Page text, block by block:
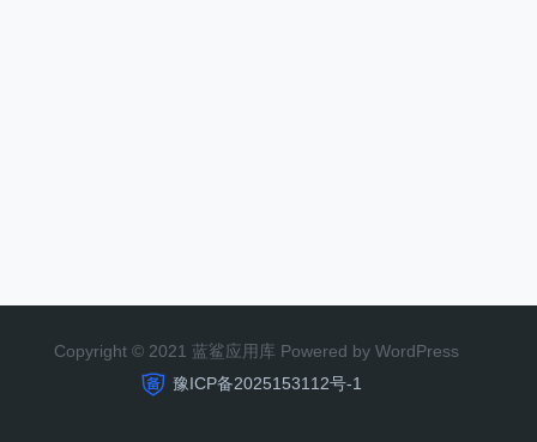
Copyright © 2021 蓝鲨应用库 Powered by WordPress
豫ICP备2025153112号-1